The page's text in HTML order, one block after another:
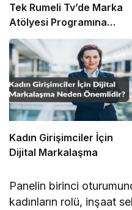
Tek Rumeli Tv’de Marka
Atölyesi Programına
Konuk Oldu
Kadın Girişimciler İçin
Dijital Markalaşma
Panelin birinci
kadınların rolü, inşaat